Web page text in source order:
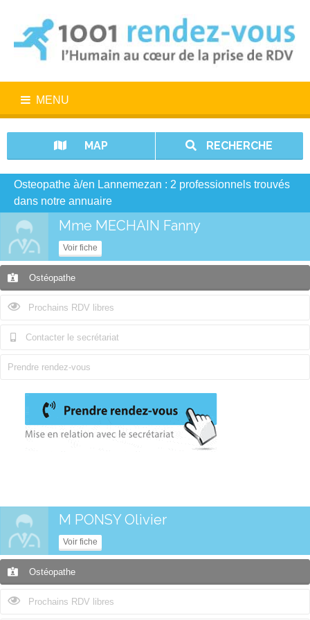
MENU
MAP RECHERCHE
Osteopathe à/en Lannemezan : 2 professionnels trouvés
dans notre annuaire
Mme MECHAIN Fanny
Voir fiche
Ostéopathe
Prochains RDV libres
Contacter le secrétariat
Prendre rendez-vous
M PONSY Olivier
Voir fiche
Ostéopathe
Prochains RDV libres